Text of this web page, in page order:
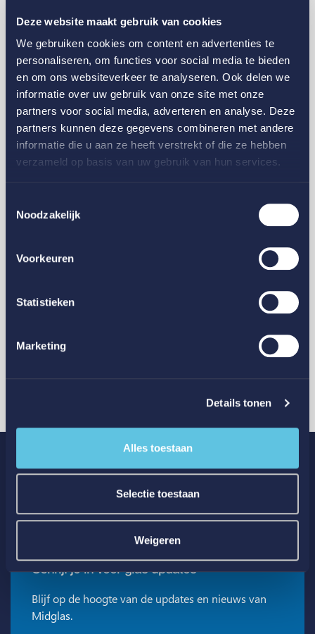
Deze website maakt gebruik van cookies
We gebruiken cookies om content en advertenties te
personaliseren, om functies voor social media te bieden
en om ons websiteverkeer te analyseren. Ook delen we
informatie over uw gebruik van onze site met onze
partners voor social media, adverteren en analyse. Deze
partners kunnen deze gegevens combineren met andere
informatie die u aan ze heeft verstrekt of die ze hebben
verzameld op basis van uw gebruik van hun services.
Noodzakelijk
Voorkeuren
Statistieken
Marketing
Details tonen
Alles toestaan
Selectie toestaan
Weigeren
en volg de status
Schade melden
Schrijf je in voor glas updates
Blijf op de hoogte van de updates en nieuws van
Midglas.